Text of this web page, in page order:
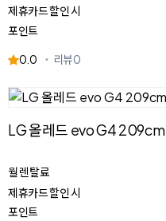
제휴카드 할인 시
포인트
0.0 리뷰0
LG 올레드 evo G4 209cm
월 렌탈료
제휴카드 할인 시
포인트